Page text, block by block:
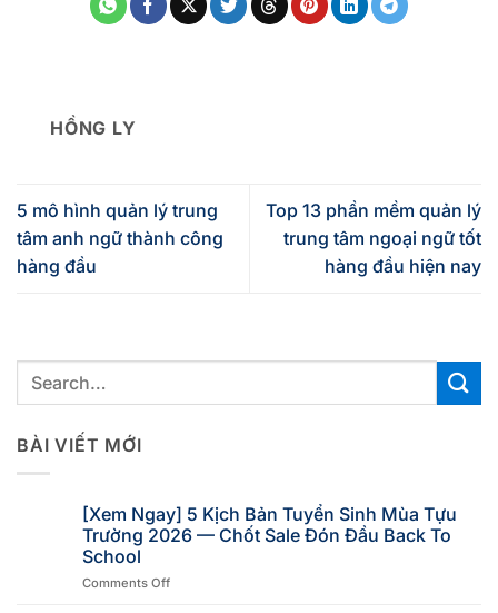
HỒNG LY
5 mô hình quản lý trung
tâm anh ngữ thành công
hàng đầu
Top 13 phần mềm quản lý
trung tâm ngoại ngữ tốt
hàng đầu hiện nay
BÀI VIẾT MỚI
[Xem Ngay] 5 Kịch Bản Tuyển Sinh Mùa Tựu
Trường 2026 — Chốt Sale Đón Đầu Back To
School
Comments Off